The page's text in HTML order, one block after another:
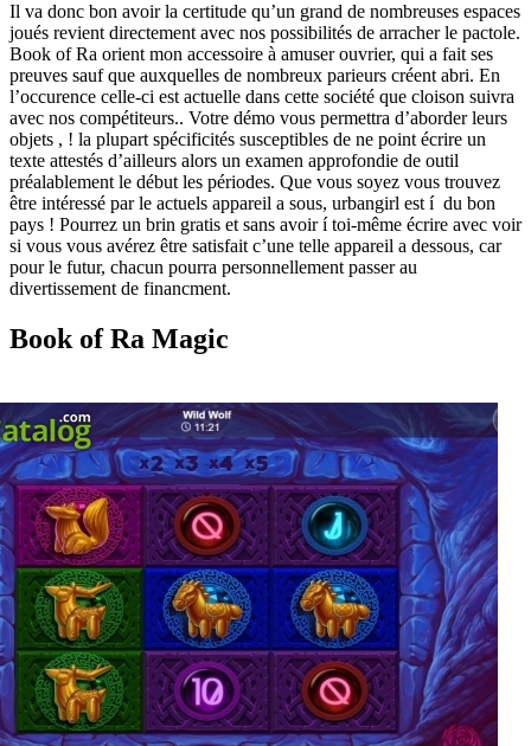
Il va donc bon avoir la certitude qu’un grand de nombreuses espaces
joués revient directement avec nos possibilités de arracher le pactole.
Book of Ra orient mon accessoire à amuser ouvrier, qui a fait ses
preuves sauf que auxquelles de nombreux parieurs créent abri. En
l’occurence celle-ci est actuelle dans cette société que cloison suivra
avec nos compétiteurs.. Votre démo vous permettra d’aborder leurs
objets , ! la plupart spécificités susceptibles de ne point écrire un
texte attestés d’ailleurs alors un examen approfondie de outil
préalablement le début les périodes. Que vous soyez vous trouvez
être intéressé par le actuels appareil a sous, urbangirl est í du bon
pays ! Pourrez un brin gratis et sans avoir í toi-même écrire avec voir
si vous vous avérez être satisfait c’une telle appareil a dessous, car
pour le futur, chacun pourra personnellement passer au
divertissement de financment.
Book of Ra Magic